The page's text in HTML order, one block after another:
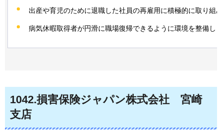
出産や育児のために退職した社員の再雇用に積極的に取り組
病気休暇取得者が円滑に職場復帰できるように環境を整備し
1042.損害保険ジャパン株式会社 宮崎
支店